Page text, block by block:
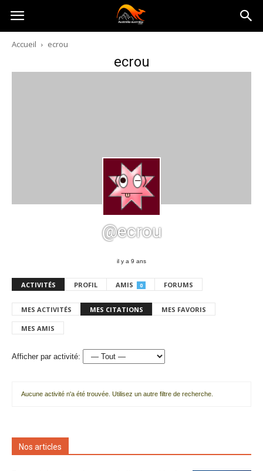
Australia-
australie.com
Accueil ecrou
ecrou
@ecrou
il y a 9 ans
ACTIVITÉS PROFIL AMIS 0 FORUMS
MES ACTIVITÉS MES CITATIONS MES FAVORIS
MES AMIS
Afficher par activité:
Aucune activité n'a été trouvée. Utilisez un autre filtre de recherche.
Nos articles